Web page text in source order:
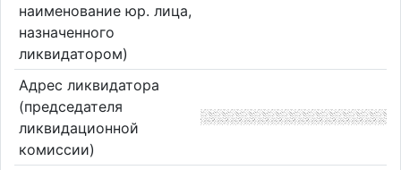
наименование юр. лица,
назначенного
ликвидатором)
Адрес ликвидатора
(председателя
ликвидационной
комиссии)